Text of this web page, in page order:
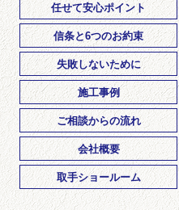
任せて安心ポイント
信条と6つのお約束
失敗しないために
施工事例
ご相談からの流れ
会社概要
取手ショールーム